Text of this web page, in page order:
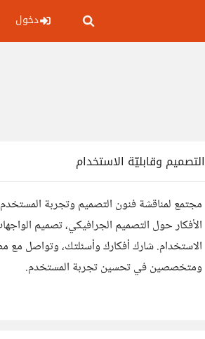
دخول
التصميم وقابليّة الاستخدام
مجتمع لمناقشة فنون التصميم وتجربة
الأفكار حول التصميم الجرافيكي، تصميم
الاستخدام. شارك أفكارك وأسئلتك، وتواصل مع
ومتخصصين في تحسين تجربة المستخدم.